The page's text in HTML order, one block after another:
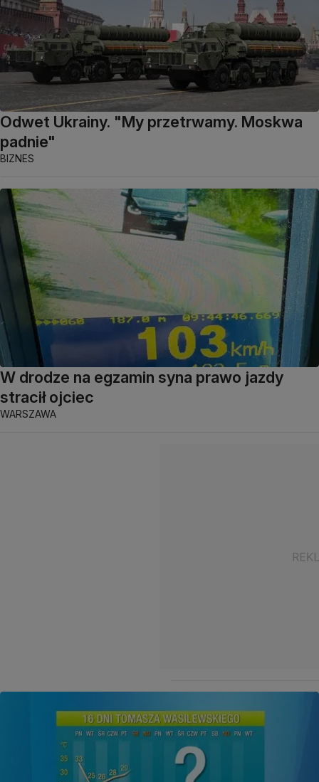
Odwet Ukrainy. "My przetrwamy. Moskwa
padnie"
BIZNES
W drodze na egzamin syna prawo jazdy
stracił ojciec
WARSZAWA